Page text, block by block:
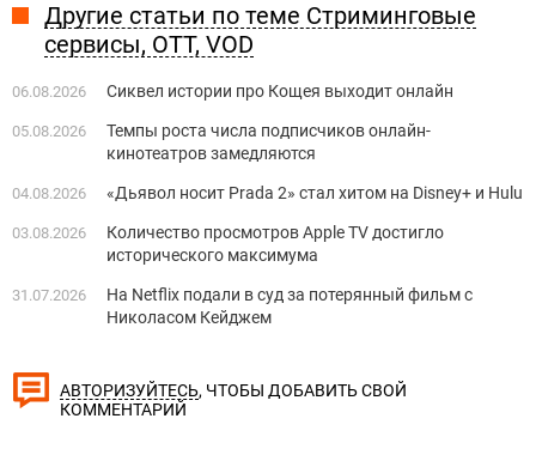
Другие статьи по теме Стриминговые
сервисы, OTT, VOD
06.08.2026 Сиквел истории про Кощея выходит онлайн
05.08.2026
Темпы роста числа подписчиков онлайн-
кинотеатров замедляются
04.08.2026 «Дьявол носит Prada 2» стал хитом на Disney+ и Hulu
03.08.2026
Количество просмотров Apple TV достигло
исторического максимума
31.07.2026
На Netflix подали в суд за потерянный фильм с
Николасом Кейджем
АВТОРИЗУЙТЕСЬ, ЧТОБЫ ДОБАВИТЬ СВОЙ
КОММЕНТАРИЙ